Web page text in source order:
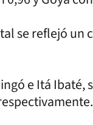
se reflejó un
e Itá